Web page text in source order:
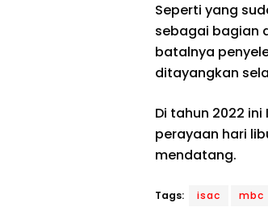
Seperti yang
sebagai bagian
batalnya
ditayangkan
Di tahun 2022
perayaan hari
mendatang.
Tags: isac mbc